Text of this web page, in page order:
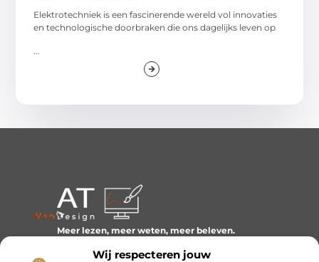
Wij respecteren jouw
Elektrotechniek is een fascinerende wereld vol innovaties
en technologische doorbraken die ons dagelijks leven op
Meer lezen, meer weten, meer beleven.
het dagelijks leven boeiend maakt.